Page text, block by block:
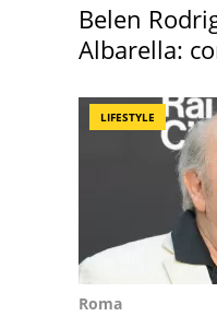
Belen
Albarella:
LIFESTYLE
Roma